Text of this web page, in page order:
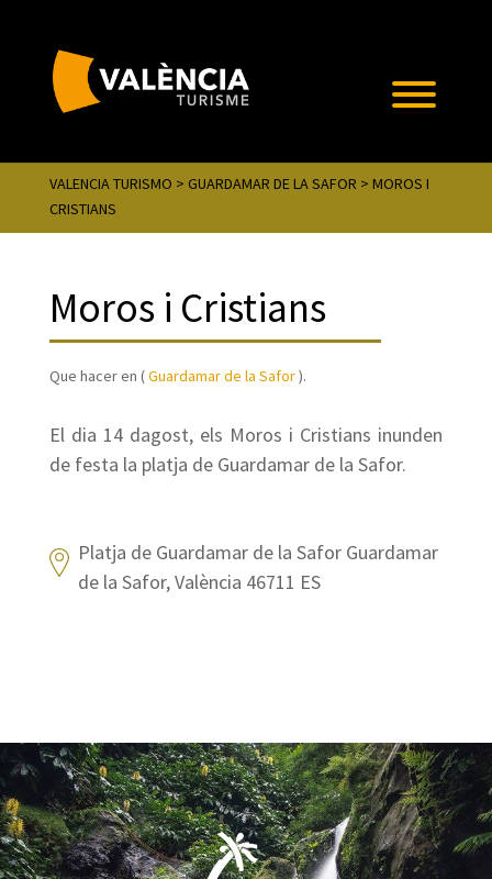
VALENCIA TURISMO > GUARDAMAR DE LA SAFOR > MOROS I
CRISTIANS
Moros i Cristians
Que hacer en (Guardamar de la Safor).
El dia 14 dagost, els Moros i Cristians inunden
de festa la platja de Guardamar de la Safor.
Platja de Guardamar de la Safor Guardamar
de la Safor, València 46711 ES